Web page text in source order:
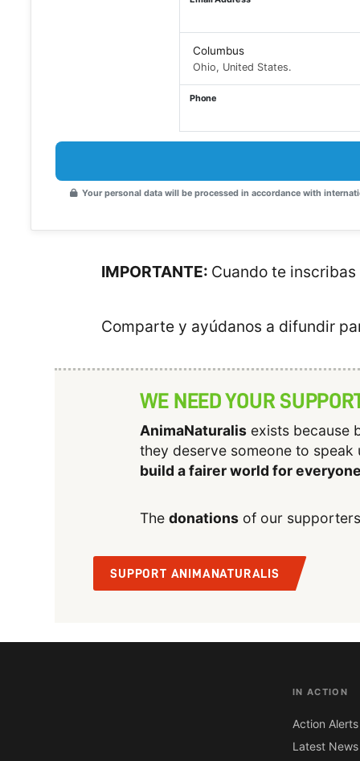
Columbus
Ohio, United States.
Phone
Your personal data will be processed in accordance with
IMPORTANTE: Cuando te
Comparte y ayúdanos a difundir
WE NEED YOUR
AnimaNaturalisexists because
they deserve someone to
build a fairer world for
The donationsof our
SUPPORT ANIMANATURALIS
IN ACTION
Action Alerts
Latest News